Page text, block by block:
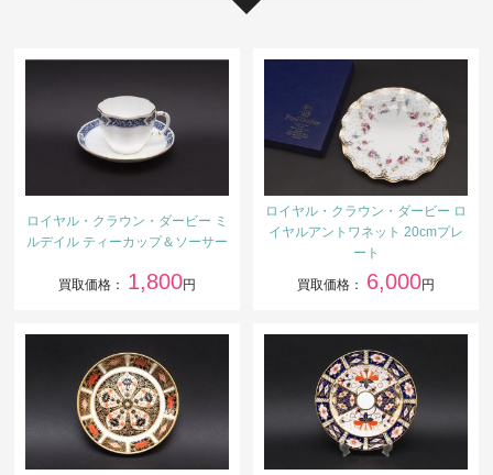
ロイヤル・クラウン・ダービー ミ
ルデイル ティーカップ＆ソーサー
買取価格： 1,800円
ロイヤル・クラウン・ダービー ロ
イヤルアントワネット 20cmプレ
ート
買取価格： 6,000円